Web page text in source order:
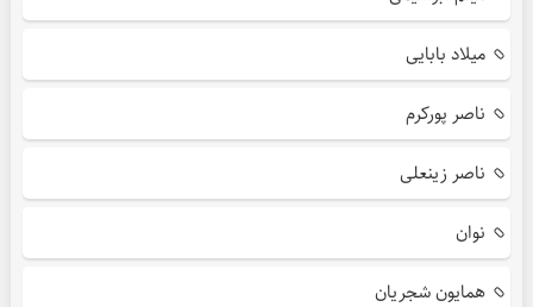
میلاد بابایی
ناصر پورکرم
ناصر زینعلی
نوان
همایون شجریان